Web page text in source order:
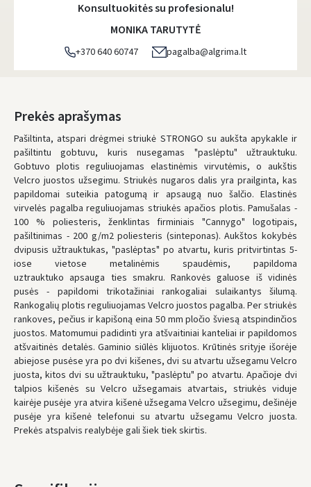
DPD kurjeris - 5.00 €
DPD paštomatai- 4.00 €
LP Express paštomatai
LP Express kurjeris- 4.00 €
Penktadienį, Rugpjūčio 7 d.
UŽSAKYMUS NUO80 € PRISTATOME NEMOKAMAI!
IKI NEMOKAMO PRISTATYMO TRŪKSTA:80 €
* Pristatymo terminai yra preliminarūs ir gali priklausyti nuo kurjerių
užimtumo.
Konsultuokitės su profesionalu!
MONIKA TARUTYTĖ
+370 640 60747 pagalba@algrima.lt
Prekės aprašymas
Pašiltinta, atspari drėgmei striukė STRONGO su aukšta apykakle ir
pašiltintu gobtuvu, kuris nusegamas "paslėptu" užtrauktuku.
Gobtuvo plotis reguliuojamas elastinėmis virvutėmis, o aukštis
Velcro juostos užsegimu. Striukės nugaros dalis yra prailginta, kas
papildomai suteikia patogumą ir apsaugą nuo šalčio. Elastinės
virvelės pagalba reguliuojamas striukės apačios plotis. Pamušalas -
100 % poliesteris, ženklintas firminiais "Cannygo" logotipais,
pašiltinimas - 200 g/m2 poliesteris (sinteponas). Aukštos kokybės
dvipusis užtrauktukas, "paslėptas" po atvartu, kuris pritvirtintas 5-
iose vietose metalinėmis spaudėmis, papildoma
uztrauktuko apsauga ties smakru. Rankovės galuose iš vidinės
pusės - papildomi trikotažiniai rankogaliai sulaikantys šilumą.
Rankogalių plotis reguliuojamas Velcro juostos pagalba. Per striukės
rankoves, pečius ir kapišoną eina 50 mm pločio šviesą atspindinčios
juostos. Matomumui padidinti yra atšvaitiniai kanteliai ir papildomos
atšvaitinės detalės. Gaminio siūlės klijuotos. Krūtinės srityje išorėje
abiejose pusėse yra po dvi kišenes, dvi su atvartu užsegamu Velcro
juosta, kitos dvi su užtrauktuku, "paslėptu" po atvartu. Apačioje dvi
talpios kišenės su Velcro užsegamais atvartais, striukės viduje
kairėje pusėje yra atvira kišenė užsegama Velcro užsegimu, dešinėje
pusėje yra kišenė telefonui su atvartu užsegamu Velcro juosta.
Prekės atspalvis realybėje gali šiek tiek skirtis.